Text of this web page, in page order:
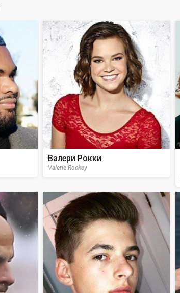
Валери Рокки
Valerie Rockey